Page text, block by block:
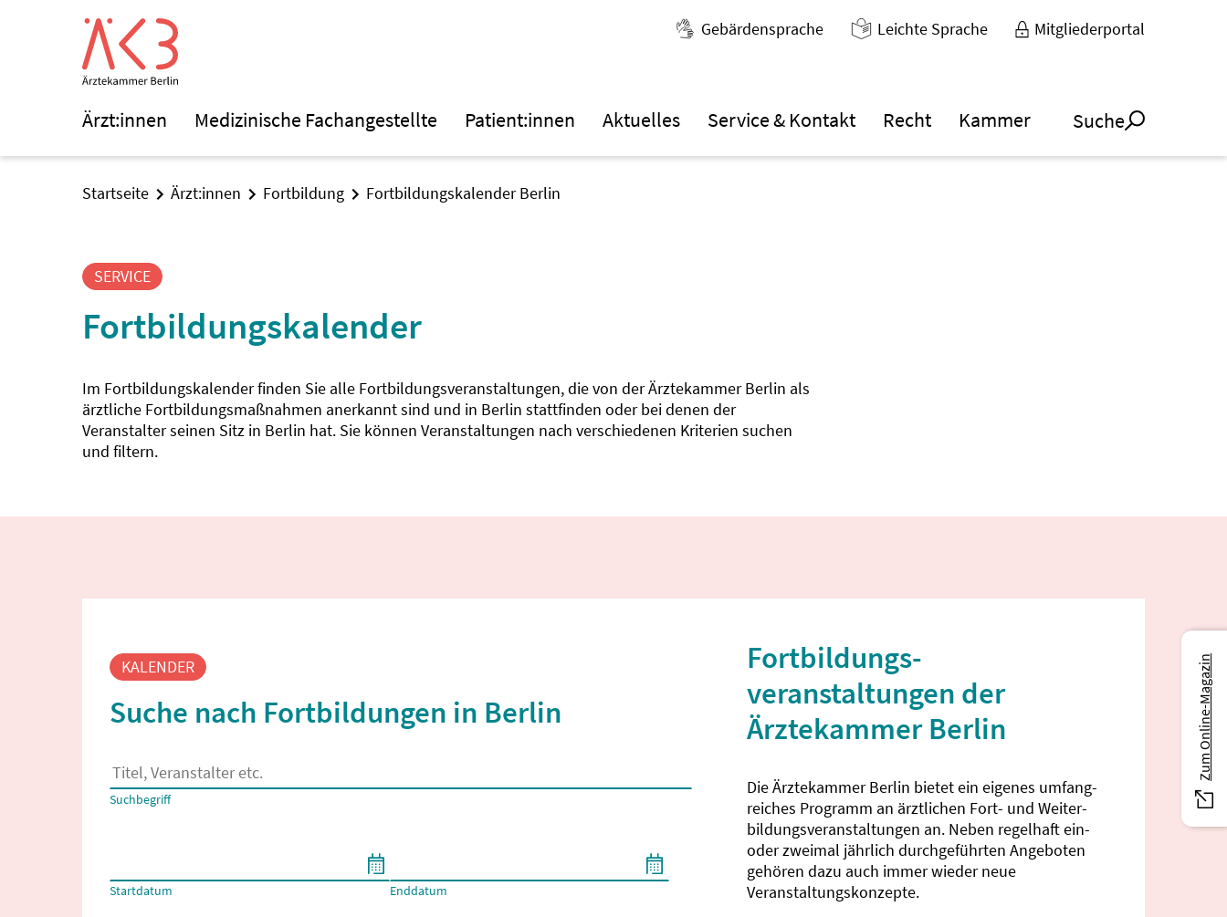
Gebärdensprache Leichte Sprache Mitgliederportal
Ärzt:innen Medizinische Fachangestellte Patient:innen Aktuelles Service & Kontakt Recht Kammer Suche
Startseite Ärzt:innen Fortbildung Fortbildungskalender Berlin
SERVICE
Fortbildungskalender
Im Fortbildungskalender finden Sie alle Fortbildungsveranstaltungen, die von der Ärztekammer Berlin als
ärztliche Fortbildungsmaßnahmen anerkannt sind und in Berlin stattfinden oder bei denen der
Veranstalter seinen Sitz in Berlin hat. Sie können Veranstaltungen nach verschiedenen Kriterien suchen
und filtern.
KALENDER
Suche nach Fortbildungen in Berlin
Es erscheinen Suchvorschläge, wenn mindestens 2 Zeichen eingegeben wurden.
Suchbegriff
Startdatum Enddatum
Fortbildungs­
veranstaltungen der
Ärztekammer Berlin
Die Ärztekammer Berlin bietet ein eigenes umfang­
reiches Programm an ärztlichen Fort- und Weiter­
bildungs­veranstaltungen an. Neben regelhaft ein-
oder zweimal jährlich durch­geführten Angeboten
gehören dazu auch immer wieder neue
Veranstaltungs­konzepte.
Zum Online-Magazin